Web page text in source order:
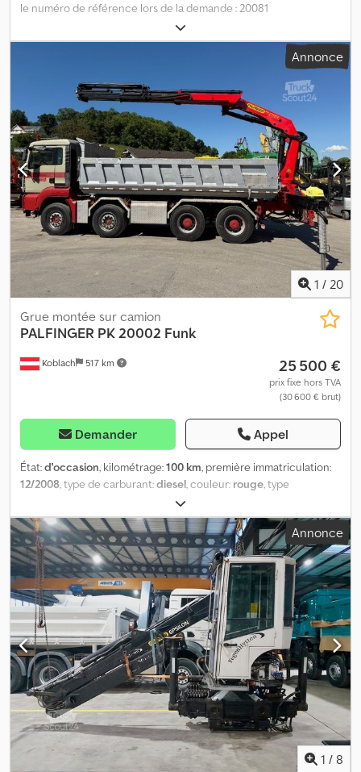
le numéro de référence lors de la demande : 20081
Spécifications : Année de fabrication : 2008 Poids : 750 kg Pompe
hydraulique Longueur : 12 mètres Prêt à être livré Description :
Grue Palfinger PK 14080 C, année 2008, équipée d'une pompe
propriétaire actuel. Prête à être livrée. Poids propre : 750 kg
Modèle : PK 14080 C grue avec pompe hydraulique = Informations
complémentaires = Crsdpfx Ajzqmh Hslgjf Utilisation : Transport
de marchandises Utilisable pour : Machines de chargement et de
déchargement Contactez ATS Norway pour plus d'informations.
Annonce
1 / 20
Koblach 517 km
Grue montée sur camion
PALFINGER PK 20002 Funk
25 500 €
prix fixe hors TVA
(30 600 € brut)
Demander Appel
État:d'occasion, kilométrage:100 km, première immatriculation:
12/2008, type de carburant:diesel, couleur: rouge, type
, classe d'émission:
construction:2008, Équipement:climatisation, filtre à particules,
grue, * Palfinger PK 20002 * Télécommande * Année de
fabrication : 2008 * Bon état * Tout est en ordre * Horaires de
travail : du lundi au vendredi 07h30–12h00, 13h00–18h00, samedi
07h30–17h00. * E-mail : * Tél/WhatsApp/Viber : Alexandar Ilic
Credpfxoy Ubghj Algef * Tél/WhatsApp/Viber (anglais) : Mladen Ilic
Annonce
1 / 8